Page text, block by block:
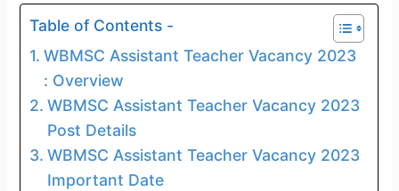
Table of Contents -
WBMSC Assistant Teacher Vacancy 2023
: Overview
WBMSC Assistant Teacher Vacancy 2023
Post Details
WBMSC Assistant Teacher Vacancy 2023
Important Date